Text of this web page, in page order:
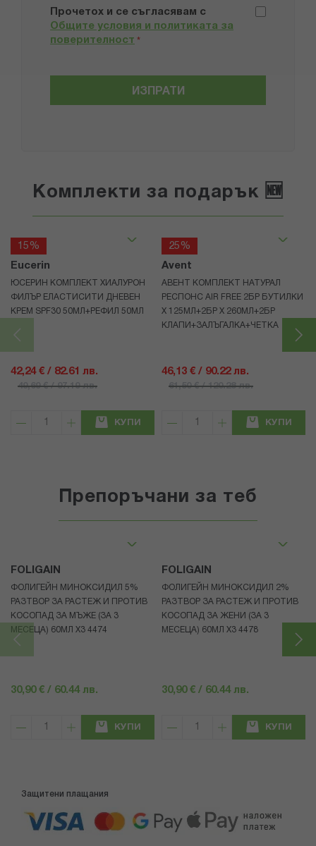
Прочетох и се съгласявам с
Общите условия и политиката за
поверителност *
ИЗПРАТИ
Комплекти за подарък 🆕
15%
Eucerin
ЮСЕРИН КОМПЛЕКТ ХИАЛУРОН
ФИЛЪР ЕЛАСТИСИТИ ДНЕВЕН
КРЕМ SPF30 50МЛ+РЕФИЛ 50МЛ
42,24 € / 82.61 лв.
49,69 € / 97.19 лв.
КУПИ
25%
Avent
АВЕНТ КОМПЛЕКТ НАТУРАЛ
РЕСПОНС AIR FREE 2БР БУТИЛКИ
Х 125МЛ+2БР Х 260МЛ+2БР
КЛАПИ+ЗАЛЪГАЛКА+ЧЕТКА
46,13 € / 90.22 лв.
61,50 € / 120.28 лв.
КУПИ
Препоръчани за теб
FOLIGAIN
ФОЛИГЕЙН МИНОКСИДИЛ 5%
РАЗТВОР ЗА РАСТЕЖ И ПРОТИВ
КОСОПАД ЗА МЪЖЕ (ЗА 3
МЕСЕЦА) 60МЛ X3 4474
30,90 € / 60.44 лв.
КУПИ
FOLIGAIN
ФОЛИГЕЙН МИНОКСИДИЛ 2%
РАЗТВОР ЗА РАСТЕЖ И ПРОТИВ
КОСОПАД ЗА ЖЕНИ (ЗА 3
МЕСЕЦА) 60МЛ X3 4478
30,90 € / 60.44 лв.
КУПИ
Защитени плащания